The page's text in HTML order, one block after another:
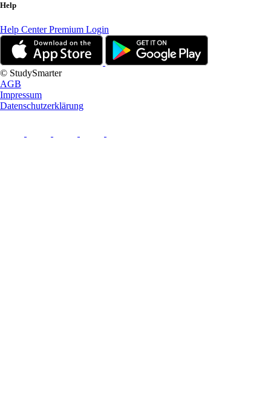
Help
Help CenterPremium Login
© StudySmarter
AGB
Impressum
Datenschutzerklärung